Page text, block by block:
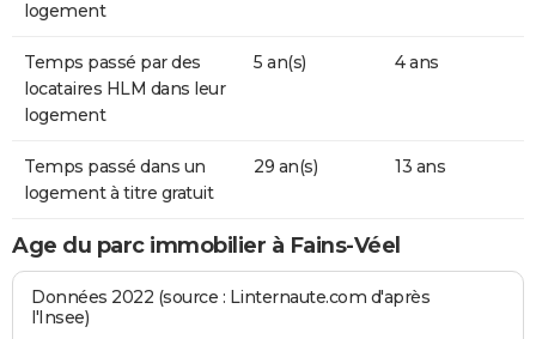
logement
Temps passé par des
locataires HLM dans leur
logement
5 an(s) 4 ans
Temps passé dans un
logement à titre gratuit
29 an(s) 13 ans
Age du parc immobilier à Fains-Véel
Données 2022 (source : Linternaute.com d'après
l'Insee)